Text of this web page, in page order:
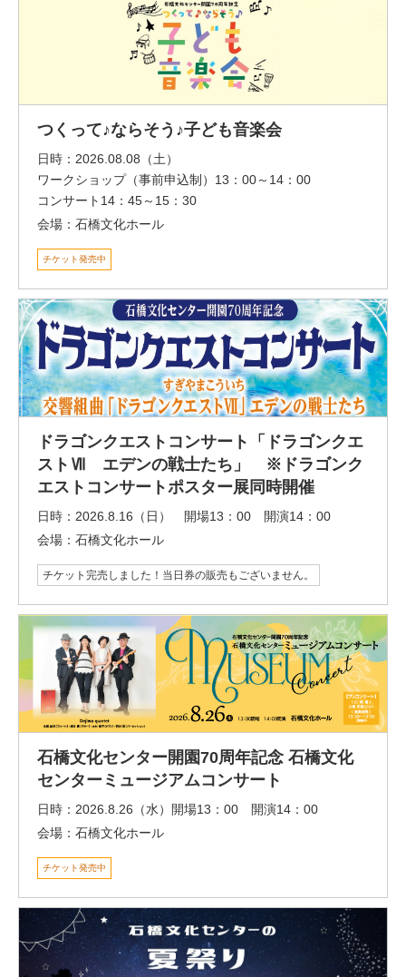
つくって♪ならそう♪子ども音楽会
日時： 2026.08.08（土）
ワークショップ（事前申込制）13：00～14：00
コンサート14：45～15：30
会場： 石橋文化ホール
チケット発売中
ドラゴンクエストコンサート「ドラゴンクエ
ストⅦ エデンの戦士たち」 ※ドラゴンク
エストコンサートポスター展同時開催
日時： 2026.8.16（日） 開場13：00 開演14：00
会場： 石橋文化ホール
チケット完売しました！当日券の販売もございません。
石橋文化センター開園70周年記念 石橋文化
センターミュージアムコンサート
日時： 2026.8.26（水）開場13：00 開演14：00
会場： 石橋文化ホール
チケット発売中